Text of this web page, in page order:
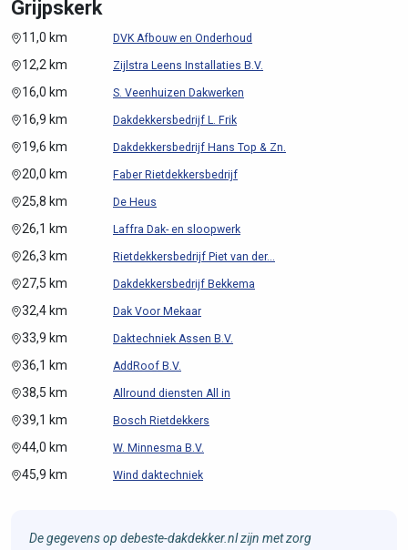
Grijpskerk
11,0 km DVK Afbouw en Onderhoud
12,2 km Zijlstra Leens Installaties B.V.
16,0 km S. Veenhuizen Dakwerken
16,9 km Dakdekkersbedrijf L. Frik
19,6 km Dakdekkersbedrijf Hans Top & Zn.
20,0 km Faber Rietdekkersbedrijf
25,8 km De Heus
26,1 km Laffra Dak- en sloopwerk
26,3 km Rietdekkersbedrijf Piet van der...
27,5 km Dakdekkersbedrijf Bekkema
32,4 km Dak Voor Mekaar
33,9 km Daktechniek Assen B.V.
36,1 km AddRoof B.V.
38,5 km Allround diensten All in
39,1 km Bosch Rietdekkers
44,0 km W. Minnesma B.V.
45,9 km Wind daktechniek
De gegevens op debeste-dakdekker.nl zijn met zorg